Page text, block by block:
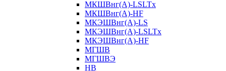
МКШВнг(A)-LSLTx
МКШВнг(А)-HF
МКЭШВнг(А)-LS
МКЭШВнг(A)-LSLTx
МКЭШВнг(А)-HF
МГШВ
МГШВЭ
НВ